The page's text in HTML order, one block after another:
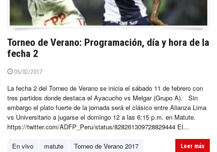
Torneo de Verano: Programación, día y hora de la
fecha 2
05/02/2017
La fecha 2 del Torneo de Verano se inicia el sábado 11 de febrero con
tres partidos donde destaca el Ayacucho vs Melgar (Grupo A). Sin
embargo el plato fuerte de la jornada será el clásico entre Alianza Lima
vs Universitario a jugarse el domingo 12 a las 6:15 p.m. en Matute.
https://twitter.com/ADFP_Peru/status/828261309728829444 El...
En vivo matute Torneo de Verano 2017 Leer más